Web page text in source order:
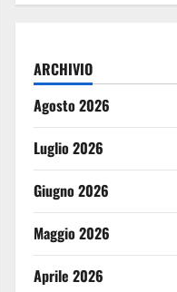
ARCHIVIO
Agosto 2026
Luglio 2026
Giugno 2026
Maggio 2026
Aprile 2026